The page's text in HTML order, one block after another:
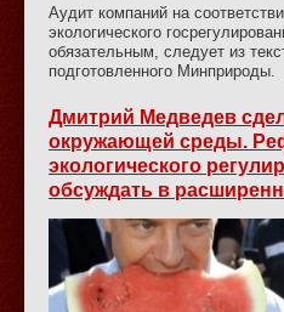
Аудит компаний на
экологического
обязательным, следует из
подготовленного Минприроды.
Дмитрий Медведев
окружающей среды.
экологического
обсуждать в